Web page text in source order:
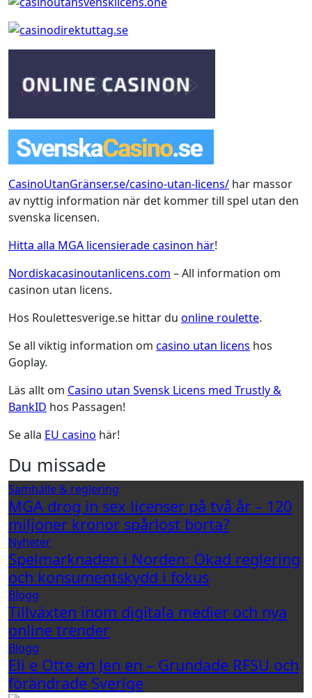
CasinoUtanGränser.se/casino-utan-licens/ har massor
av nyttig information när det kommer till spel utan den
svenska licensen.
Hitta alla MGA licensierade casinon här!
Nordiskacasinoutanlicens.com – All information om
casinon utan licens.
Hos Roulettesverige.se hittar du online roulette.
Se all viktig information om casino utan licens hos
Goplay.
Läs allt om Casino utan Svensk Licens med Trustly &
BankID hos Passagen!
Se alla EU casino här!
Du missade
Samhälle & reglering
MGA drog in sex licenser på två år – 120
miljoner kronor spårlöst borta?
Nyheter
Spelmarknaden i Norden: Ökad reglering
och konsumentskydd i fokus
Blogg
Tillväxten inom digitala medier och nya
online trender
Blogg
Eli e Otte en Jen en – Grundade RFSU och
förändrade Sverige